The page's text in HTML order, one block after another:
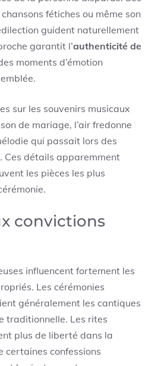
fétiches ou même son
guident naturellement
garantit l’authenticité de
moments d’émotion
sur les souvenirs musicaux
de mariage, l’air fredonne
qui passait lors des
Ces détails apparemment
les pièces les plus
convictions
influencent fortement les
Les cérémonies
généralement les cantiques
traditionnelle. Les rites
plus de liberté dans la
certaines confessions